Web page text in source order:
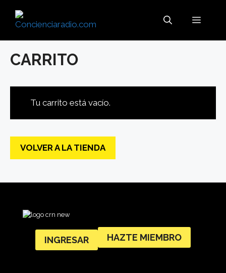
MENÚ
CARRITO
Tu carrito está vacío.
VOLVER A LA TIENDA
INGRESAR HAZTE MIEMBRO